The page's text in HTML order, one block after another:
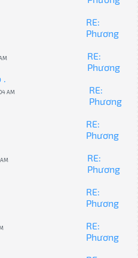
RE:
Phương
RE:
Phương
.
AM
RE:
Phương
RE:
Phương
RE:
Phương
RE:
Phương
RE:
Phương